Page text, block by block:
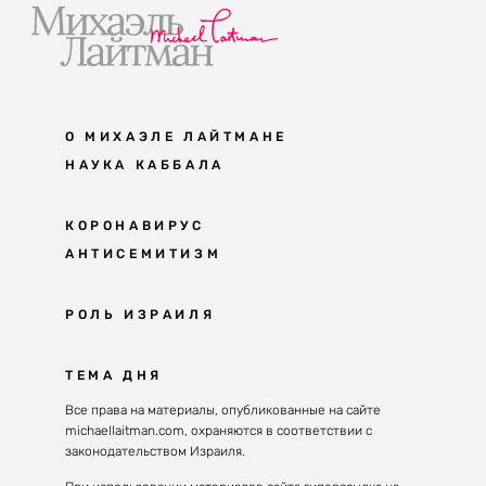
О МИХАЭЛЕ ЛАЙТМАНЕ
НАУКА КАББАЛА
Мудрость каббалы
Каббала сегодня
Великие каббалисты
Духовные состояния
Конгрессы каббалы
Каббалистическая музыка
КОРОНАВИРУС
АНТИСЕМИТИЗМ
Антисемитизм в современном мире
Решение
РОЛЬ ИЗРАИЛЯ
Почему евреи
Израиль сегодня
ТЕМА ДНЯ
Все права на материалы, опубликованные на сайте
michaellaitman.com, охраняются в соответствии с
законодательством Израиля.